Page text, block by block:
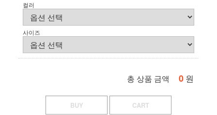
컬러
사이즈
총 상품 금액 0 원
BUY CART